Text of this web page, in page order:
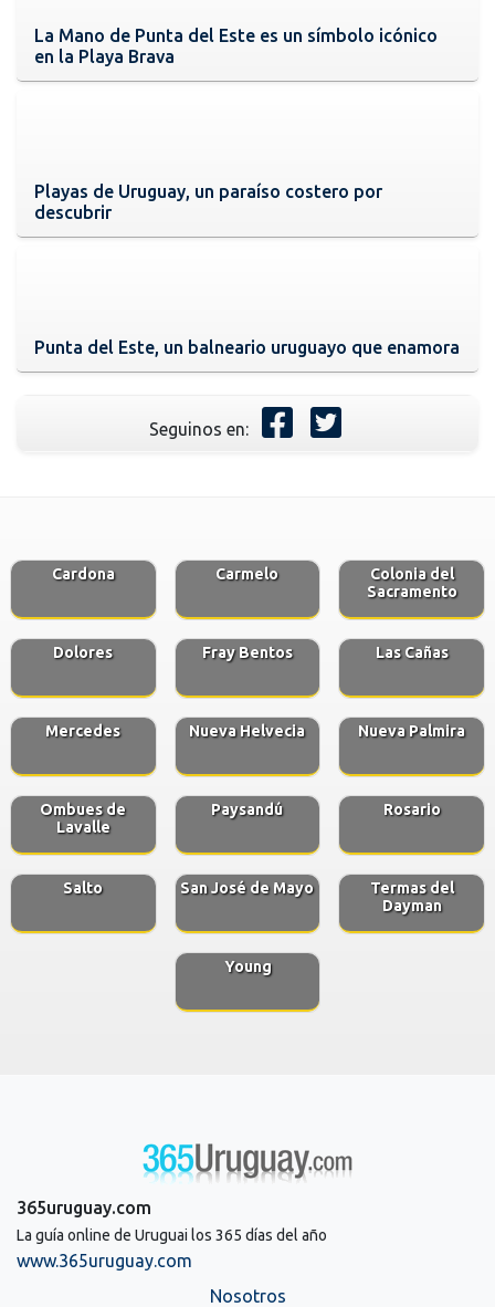
La Mano de Punta del Este es un símbolo icónico
en la Playa Brava
Playas de Uruguay, un paraíso costero por
descubrir
Punta del Este, un balneario uruguayo que enamora
Seguinos en:
Cardona Carmelo
Colonia del
Sacramento
Dolores Fray Bentos Las Cañas
Mercedes Nueva Helvecia Nueva Palmira
Ombues de
Lavalle
Paysandú Rosario
Salto San José de Mayo
Termas del
Dayman
Young
365uruguay.com
La guía online de Uruguai los 365 días del año
www.365uruguay.com
Nosotros